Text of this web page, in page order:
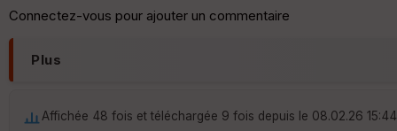
Connectez-vous pour ajouter un commentaire
Plus
Affichée 48 fois et téléchargée 9 fois depuis le 08.02.26 15:44